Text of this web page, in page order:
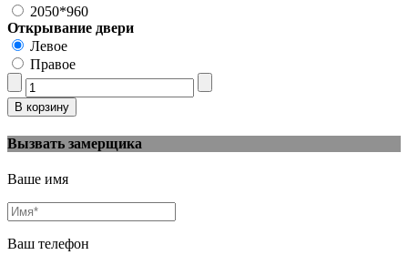
2050*960
Открывание двери
Левое
Правое
Вызвать замерщика
Ваше имя
Ваш телефон